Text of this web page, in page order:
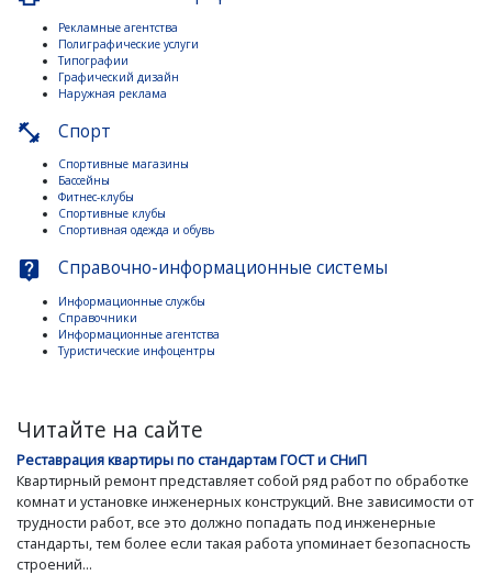
Рекламные агентства
Полиграфические услуги
Типографии
Графический дизайн
Наружная реклама
fitness_center Спорт
Спортивные магазины
Бассейны
Фитнес-клубы
Спортивные клубы
Спортивная одежда и обувь
live_help Справочно-информационные системы
Информационные службы
Справочники
Информационные агентства
Туристические инфоцентры
Читайте на сайте
Реставрация квартиры по стандартам ГОСТ и СНиП
Квартирный ремонт представляет собой ряд работ по обработке
комнат и установке инженерных конструкций. Вне зависимости от
трудности работ, все это должно попадать под инженерные
стандарты, тем более если такая работа упоминает безопасность
строений...